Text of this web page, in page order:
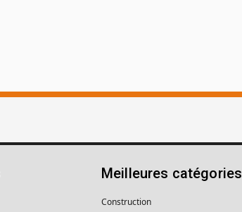
Meilleures catégories
Construction